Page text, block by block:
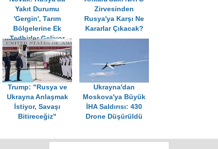
Yakıt Durumu
'Gergin', Tarım
Bölgelerine Ek
Tedbirler Geliyor
Zirvesinden
Rusya'ya Karşı Ne
Kararlar Çıkacak?
Trump: "Rusya ve
Ukrayna Anlaşmak
İstiyor, Savaşı
Bitireceğiz"
Ukrayna'dan
Moskova'ya Büyük
İHA Saldırısı: 430
Drone Düşürüldü